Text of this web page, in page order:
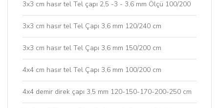
3x3 cm hasır tel Tel çapı 2,5 -3 - 3,6 mm Ölçü 100/200
3x3 cm hasır tel Tel Çapı 3,6 mm 120/240 cm
3x3 cm hasır tel Tel Çapı 3,6 mm 150/200 cm
4x4 cm hasır tel Tel Çapı 3,6 mm 100/200 cm
4x4 demir direk çapı 3,5 mm 120-150-170-200-250 cm